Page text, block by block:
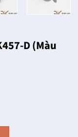
D (Màu
số lượng